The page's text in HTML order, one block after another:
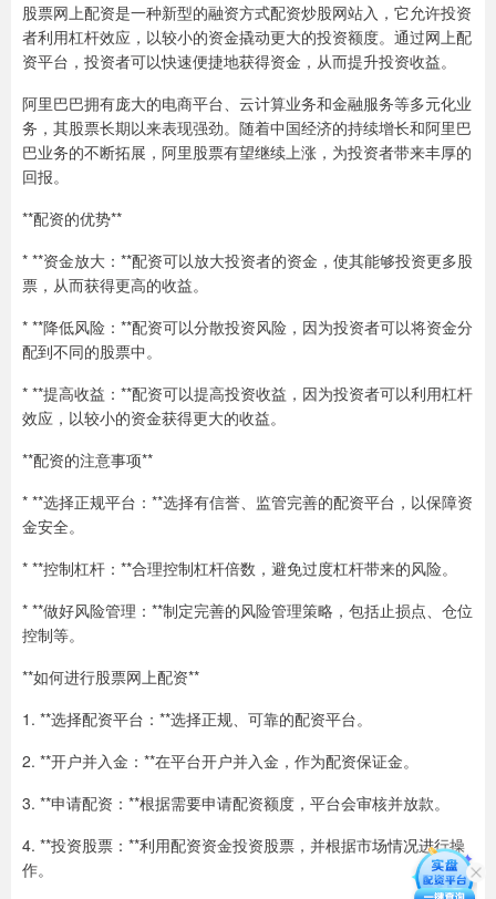
股票网上配资是一种新型的融资方式配资炒股网站入，它允许投资
者利用杠杆效应，以较小的资金撬动更大的投资额度。通过网上配
资平台，投资者可以快速便捷地获得资金，从而提升投资收益。
阿里巴巴拥有庞大的电商平台、云计算业务和金融服务等多元化业
务，其股票长期以来表现强劲。随着中国经济的持续增长和阿里巴
巴业务的不断拓展，阿里股票有望继续上涨，为投资者带来丰厚的
回报。
**配资的优势**
* **资金放大：**配资可以放大投资者的资金，使其能够投资更多股
票，从而获得更高的收益。
* **降低风险：**配资可以分散投资风险，因为投资者可以将资金分
配到不同的股票中。
* **提高收益：**配资可以提高投资收益，因为投资者可以利用杠杆
效应，以较小的资金获得更大的收益。
**配资的注意事项**
* **选择正规平台：**选择有信誉、监管完善的配资平台，以保障资
金安全。
* **控制杠杆：**合理控制杠杆倍数，避免过度杠杆带来的风险。
* **做好风险管理：**制定完善的风险管理策略，包括止损点、仓位
控制等。
**如何进行股票网上配资**
1. **选择配资平台：**选择正规、可靠的配资平台。
2. **开户并入金：**在平台开户并入金，作为配资保证金。
3. **申请配资：**根据需要申请配资额度，平台会审核并放款。
4. **投资股票：**利用配资资金投资股票，并根据市场情况进行操
作。